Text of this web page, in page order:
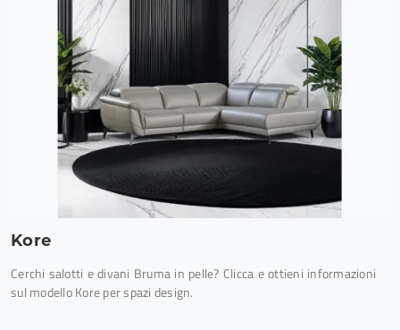
Kore
Cerchi salotti e divani Bruma in pelle? Clicca e ottieni informazioni
sul modello Kore per spazi design.